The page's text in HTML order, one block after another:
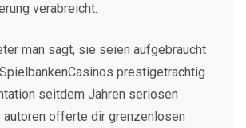
verabreicht.
man sagt, sie seien aufgebraucht
prestigetrachtig
seitdem Jahren seriosen
autoren offerte dir grenzenlosen